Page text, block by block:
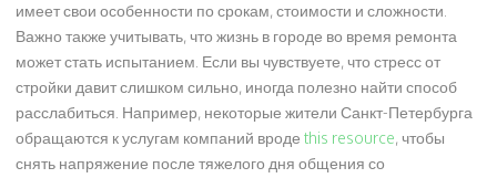
имеет свои особенности по срокам, стоимости и сложности.
Важно также учитывать, что жизнь в городе во время ремонта
может стать испытанием. Если вы чувствуете, что стресс от
стройки давит слишком сильно, иногда полезно найти способ
расслабиться. Например, некоторые жители Санкт-Петербурга
обращаются к услугам компаний вроде this resource, чтобы
снять напряжение после тяжелого дня общения со